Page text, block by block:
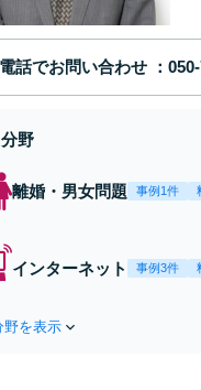
電話でお問い合わせ
野
離婚・男女問題 事例1件
インターネット 事例3件
野を表示